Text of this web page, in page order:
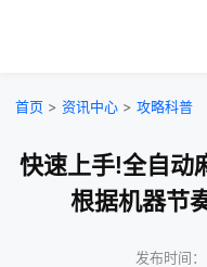
首页 > 资讯中心 > 攻略科普
快速上手!全自动
根据机器节
发布时间